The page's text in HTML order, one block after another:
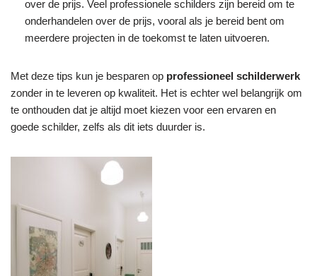
over de prijs. Veel professionele schilders zijn bereid om te
onderhandelen over de prijs, vooral als je bereid bent om
meerdere projecten in de toekomst te laten uitvoeren.
Met deze tips kun je besparen op professioneel schilderwerk
zonder in te leveren op kwaliteit. Het is echter wel belangrijk om
te onthouden dat je altijd moet kiezen voor een ervaren en
goede schilder, zelfs als dit iets duurder is.